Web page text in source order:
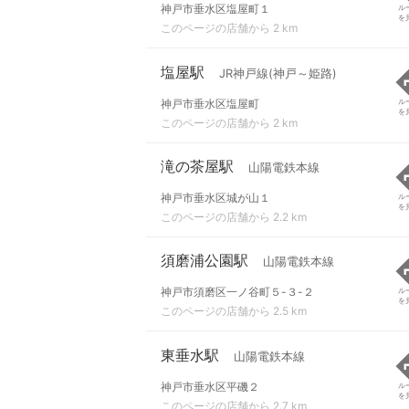
神戸市垂水区塩屋町１
このページの店舗から 2 km
ル
を
塩屋駅 JR神戸線(神戸～姫路)
神戸市垂水区塩屋町
このページの店舗から 2 km
ル
を
滝の茶屋駅 山陽電鉄本線
神戸市垂水区城が山１
このページの店舗から 2.2 km
ル
を
須磨浦公園駅 山陽電鉄本線
神戸市須磨区一ノ谷町５-３-２
このページの店舗から 2.5 km
ル
を
東垂水駅 山陽電鉄本線
神戸市垂水区平磯２
このページの店舗から 2.7 km
ル
を